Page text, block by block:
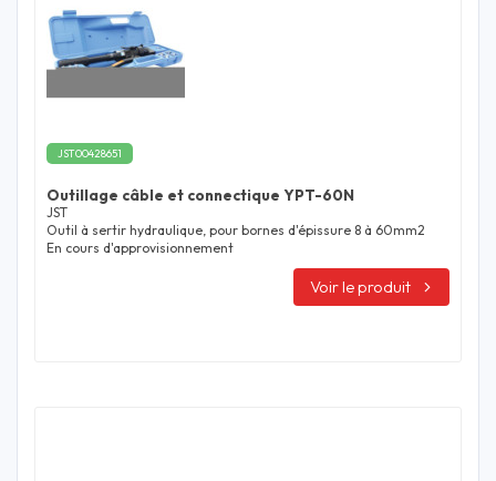
JST00428651
Outillage câble et connectique YPT-60N
JST
Outil à sertir hydraulique, pour bornes d'épissure 8 à 60mm2
En cours d'approvisionnement
Voir le produit